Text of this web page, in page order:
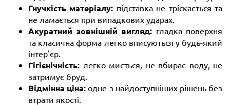
Гнучкість матеріалу: підставка не тріскається та
не ламається при випадкових ударах.
Акуратний зовнішній вигляд: гладка поверхня
та класична форма легко вписуються у будь-який
інтер'єр.
Гігієнічність: легко миється, не вбирає воду, не
затримує бруд.
Відмінна ціна: одне з найдоступніших рішень без
втрати якості.